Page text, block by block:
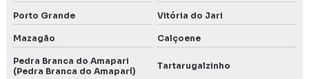
Porto Grande Vitória do Jari
Mazagão Calçoene
Pedra Branca do Amapari
(Pedra Branca do Amaparí)
Tartarugalzinho